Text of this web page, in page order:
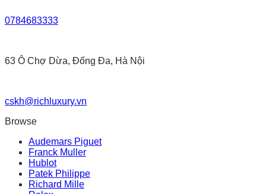
0784683333
63 Ô Chợ Dừa, Đống Đa, Hà Nội
cskh@richluxury.vn
Browse
Audemars Piguet
Franck Muller
Hublot
Patek Philippe
Richard Mille